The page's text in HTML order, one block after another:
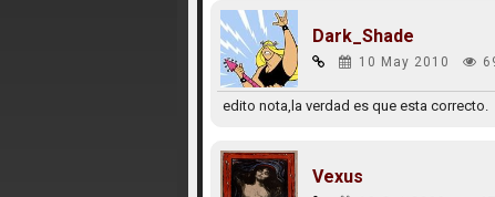
Dark_Shade
10 May 2010
edito nota,la verdad es que esta correcto.
Vexus